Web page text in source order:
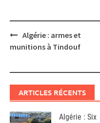
Post
navigation
Algérie : armes et
munitions à Tindouf
ARTICLES RÉCENTS
Algérie : Six